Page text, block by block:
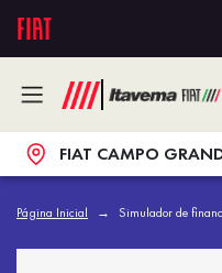
FIAT CAMPO
Página Inicial Simulador de